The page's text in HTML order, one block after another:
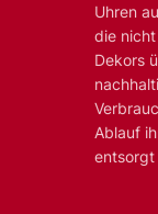
Uhren
die
Dekors
Ablauf
entsorgt